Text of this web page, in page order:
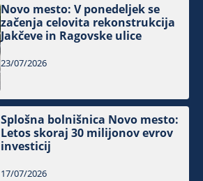
Novo mesto: V ponedeljek se
začenja celovita rekonstrukcija
Jakčeve in Ragovske ulice
23/07/2026
Splošna bolnišnica Novo mesto:
Letos skoraj 30 milijonov evrov
investicij
17/07/2026